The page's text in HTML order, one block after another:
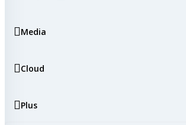
Media
Cloud
Plus